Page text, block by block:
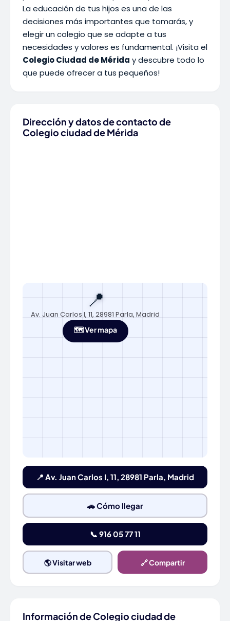
La educación de tus hijos es una de las
decisiones más importantes que tomarás, y
elegir un colegio que se adapte a tus
necesidades y valores es fundamental. ¡Visita el
Colegio Ciudad de Mérida y descubre todo lo
que puede ofrecer a tus pequeños!
Dirección y datos de contacto de
Colegio ciudad de Mérida
📍
Av. Juan Carlos I, 11, 28981 Parla, Madrid
🗺️ Ver mapa
📍 Av. Juan Carlos I, 11, 28981 Parla, Madrid
🚗 Cómo llegar
📞 916 05 77 11
🌎 Visitar web 🔗 Compartir
Información de Colegio ciudad de